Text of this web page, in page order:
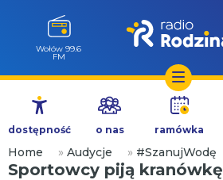
Przejdź
treści
Wołów 99.6
FM
dostępność o nas ramówka
Home » Audycje » #SzanujWodę
Sportowcy piją kranówkę